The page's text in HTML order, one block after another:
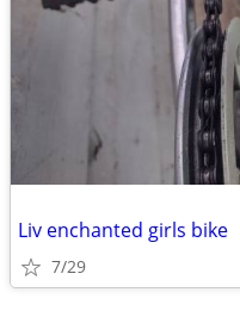
Liv enchanted girls bike
7/29